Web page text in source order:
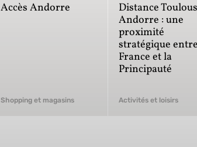
Accès Andorre
Shopping et magasins
Distance
Andorre : une
proximité
stratégique
France et la
Principauté
Activités et loisirs